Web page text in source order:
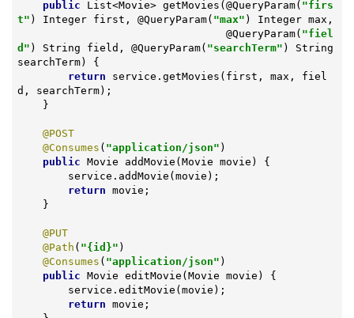
public List<Movie> getMovies (@QueryParam( "firs
t" ) Integer first, @QueryParam( "max" )
Integer max,
                                 @
QueryParam( "fiel
d" ) String field, @QueryParam( "searchTerm" )
String
searchTerm) {
return service.getMovies(first, max, fiel
d, searchTerm);
@POST
@Consumes ( "application/json" )
public Movie addMovie (Movie movie)
{
return movie;
@PUT
@Path ( "{id}" )
@Consumes ( "application/json" )
public Movie editMovie (Movie movie)
{
return movie;